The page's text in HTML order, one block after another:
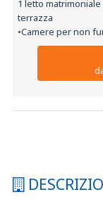
1 letto
terrazza
•Camere per non